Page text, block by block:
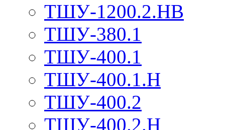
ТШУ-1200.2.НВ
ТШУ-380.1
ТШУ-400.1
ТШУ-400.1.Н
ТШУ-400.2
ТШУ-400.2.Н